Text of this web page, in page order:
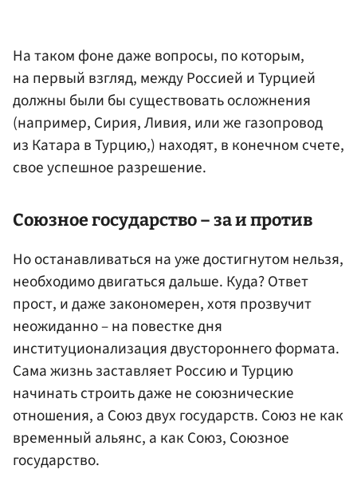
На таком фоне даже вопросы, по которым,
на первый взгляд, между Россией и Турцией
должны были бы существовать осложнения
(например, Сирия, Ливия, или же газопровод
из Катара в Турцию,) находят, в конечном счете,
свое успешное разрешение.
Союзное государство – за и против
Но останавливаться на уже достигнутом нельзя,
необходимо двигаться дальше. Куда? Ответ
прост, и даже закономерен, хотя прозвучит
неожиданно – на повестке дня
институционализация двустороннего формата.
Сама жизнь заставляет Россию и Турцию
начинать строить даже не союзнические
отношения, а Союз двух государств. Союз не как
временный альянс, а как Союз, Союзное
государство.